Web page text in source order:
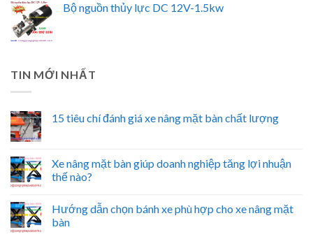
Bộ nguồn thủy lực DC 12V-1.5kw
TIN MỚI NHẤT
15 tiêu chí đánh giá xe nâng mặt bàn chất lượng
Xe nâng mặt bàn giúp doanh nghiệp tăng lợi nhuận
thế nào?
Hướng dẫn chọn bánh xe phù hợp cho xe nâng mặt
bàn